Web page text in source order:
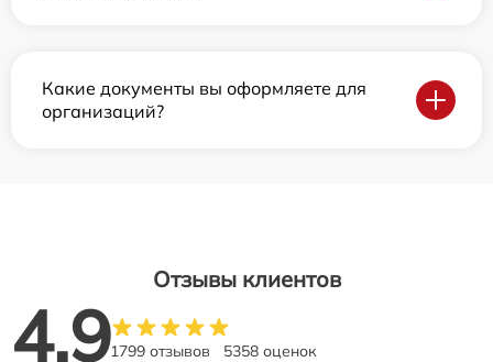
Какие документы вы оформляете для
организаций?
Отзывы клиентов
4.91799 отзывов 5358 оценок